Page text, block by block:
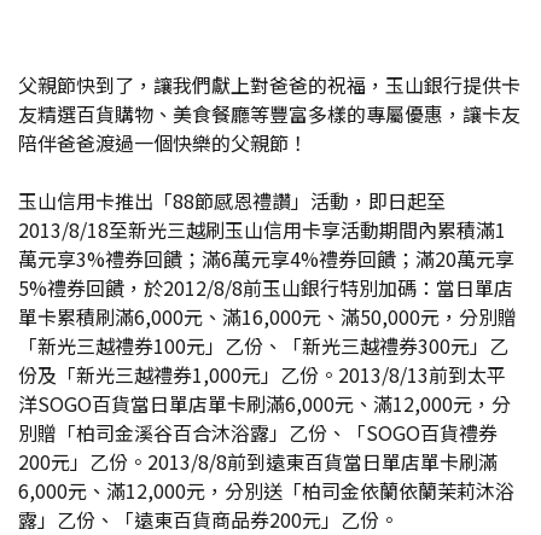
父親節快到了，讓我們獻上對爸爸的祝福，玉山銀行提供卡
友精選百貨購物、美食餐廳等豐富多樣的專屬優惠，讓卡友
陪伴爸爸渡過一個快樂的父親節！
玉山信用卡推出「88節感恩禮讚」活動，即日起至
2013/8/18至新光三越刷玉山信用卡享活動期間內累積滿1
萬元享3%禮券回饋；滿6萬元享4%禮券回饋；滿20萬元享
5%禮券回饋，於2012/8/8前玉山銀行特別加碼：當日單店
單卡累積刷滿6,000元、滿16,000元、滿50,000元，分別贈
「新光三越禮券100元」乙份、「新光三越禮券300元」乙
份及「新光三越禮券1,000元」乙份。2013/8/13前到太平
洋SOGO百貨當日單店單卡刷滿6,000元、滿12,000元，分
別贈「柏司金溪谷百合沐浴露」乙份、「SOGO百貨禮券
200元」乙份。2013/8/8前到遠東百貨當日單店單卡刷滿
6,000元、滿12,000元，分別送「柏司金依蘭依蘭茉莉沐浴
露」乙份、「遠東百貨商品券200元」乙份。